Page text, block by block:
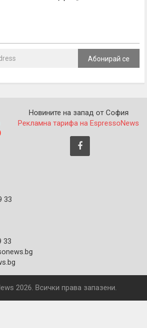
Абонирай се
Новините на запад от София
Рекламна тарифа на EspressoNews
33
33
2026. Всички права запазени.